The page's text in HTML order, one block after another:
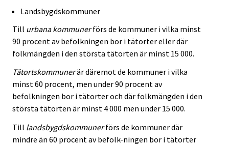
Landsbygdskommuner
Till urbana kommunerförs de kommuner i vilka minst
90 procent av befolkningen bor i tätorter eller där
folkmängden i den största tätorten är minst 15 000.
Tätortskommunerär däremot de kommuner i vilka
minst 60 procent, men under 90 procent av
befolkningen bor i tätorter och där folkmängden i den
största tätorten är minst 4 000 men under 15 000.
Till landsbygdskommunerförs de kommuner där
mindre än 60 procent av befolk-ningen bor i tätorter